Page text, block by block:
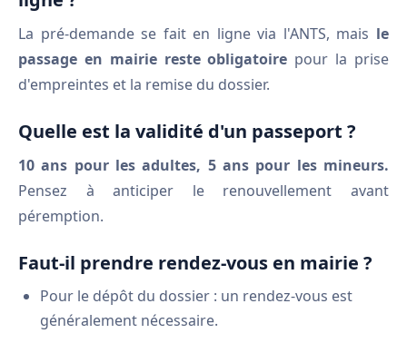
La pré-demande se fait en ligne via l'ANTS, mais le
passage en mairie reste obligatoire pour la prise
d'empreintes et la remise du dossier.
Quelle est la validité d'un passeport ?
10 ans pour les adultes, 5 ans pour les mineurs.
Pensez à anticiper le renouvellement avant
péremption.
Faut-il prendre rendez-vous en mairie ?
Pour le dépôt du dossier : un rendez-vous est
généralement nécessaire.